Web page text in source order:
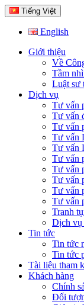
Tiếng Việt
English
Giới thiệu
Về
Tầm
Luật sư
Dịch vụ
Tư vấn
Tư vấn
Tư vấn
Tư vấn
Tư vấn
Tư vấn
Tư vấn
Tư vấn
Tư vấn
Tư vấn
Tranh
Dịch vụ
Tin tức
Tin tức
Tin tức
Tài liệu tham
Khách hàng
Chính
Đối